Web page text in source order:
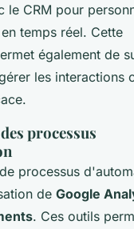
le CRM pour
temps réel. Cette
également de
les interactions
processus
processus
de Google
. Ces outils